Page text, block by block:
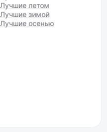
Лучшие летом
Лучшие зимой
Лучшие осенью